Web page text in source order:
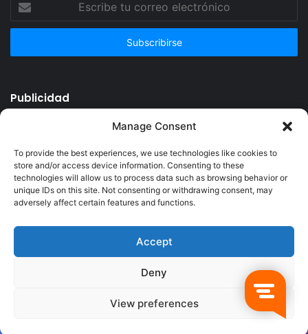
Manage Consent
To provide the best experiences, we use technologies like cookies to
store and/or access device information. Consenting to these
technologies will allow us to process data such as browsing behavior or
unique IDs on this site. Not consenting or withdrawing consent, may
adversely affect certain features and functions.
Accept
Deny
View preferences
correo
Publicidad
© Copyright 2026, Todos los derechos reservados @Crucerum |
Facebook
Twitter Instagram